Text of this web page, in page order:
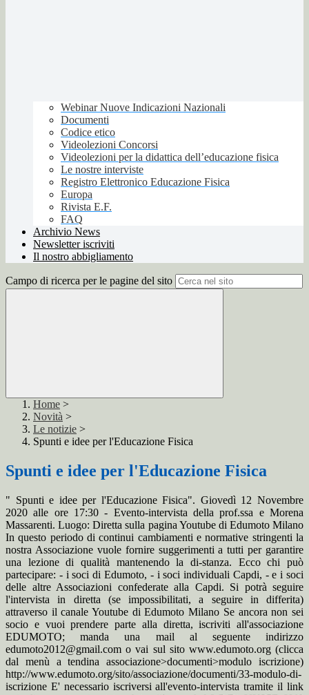
Webinar Nuove Indicazioni Nazionali
Documenti
Codice etico
Videolezioni Concorsi
Videolezioni per la didattica dell’educazione fisica
Le nostre interviste
Registro Elettronico Educazione Fisica
Europa
Rivista E.F.
FAQ
Archivio News
Newsletter iscriviti
Il nostro abbigliamento
Campo di ricerca per le pagine del sito
Home >
Novità >
Le notizie >
Spunti e idee per l'Educazione Fisica
Spunti e idee per l'Educazione Fisica
" Spunti e idee per l'Educazione Fisica". Giovedì 12 Novembre
2020 alle ore 17:30 - Evento-intervista della prof.ssa e Morena
Massarenti. Luogo: Diretta sulla pagina Youtube di Edumoto Milano
In questo periodo di continui cambiamenti e normative stringenti la
nostra Associazione vuole fornire suggerimenti a tutti per garantire
una lezione di qualità mantenendo la di-stanza. Ecco chi può
partecipare: - i soci di Edumoto, - i soci individuali Capdi, - e i soci
delle altre Associazioni confederate alla Capdi. Si potrà seguire
l'intervista in diretta (se impossibilitati, a seguire in differita)
attraverso il canale Youtube di Edumoto Milano Se ancora non sei
socio e vuoi prendere parte alla diretta, iscriviti all'associazione
EDUMOTO; manda una mail al seguente indirizzo
edumoto2012@gmail.com o vai sul sito www.edumoto.org (clicca
dal menù a tendina associazione>documenti>modulo iscrizione)
http://www.edumoto.org/sito/associazione/documenti/33-modulo-di-
iscrizione E' necessario iscriversi all'evento-intervista tramite il link